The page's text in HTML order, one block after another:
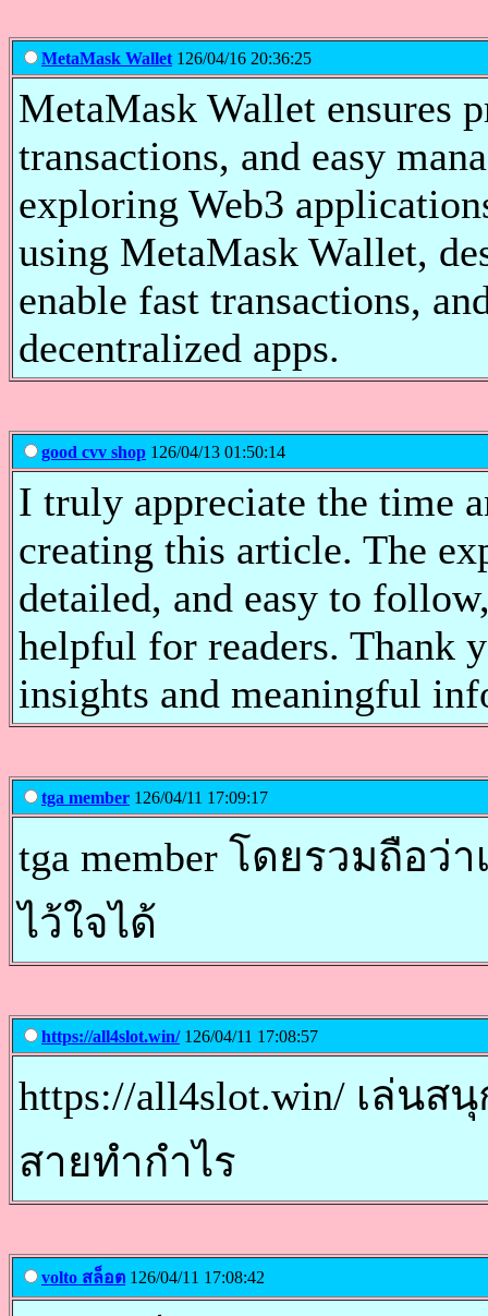
MetaMask Wallet 126/04/16 20:36:25
MetaMask Wallet ensures
transactions, and easy
exploring Web3
using MetaMask Wallet,
enable fast transactions,
decentralized apps.
good cvv shop 126/04/13 01:50:14
I truly appreciate the time
creating this article. The
detailed, and easy to
helpful for readers. Thank
insights and meaningful
tga member 126/04/11 17:09:17
tga member โดยรวมถือ
ไว้ใจได้
https://all4slot.win/126/04/11 17:08:57
https://all4slot.win/ เล่นส
สายทำกำไร
volto สล็อต 126/04/11 17:08:42